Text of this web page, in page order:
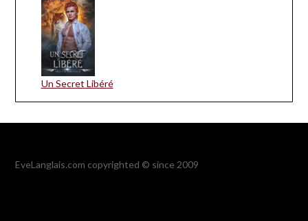
Un Secret Libéré
EveLanglais.com copyrighted © since 2009